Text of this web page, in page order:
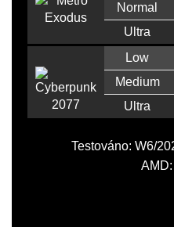
Normal
Ultra
Low
Medium
Ultra
Testováno: W6/